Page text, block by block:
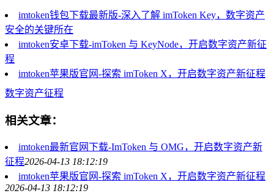
imtoken钱包下载最新版-深入了解 imToken Key，数字资产
安全的关键所在
imtoken安卓下载-imToken 与 KeyNode，开启数字资产新征
程
imtoken苹果版官网-探索 imToken X，开启数字资产新征程
数字资产征程
相关文章：
imtoken最新官网下载-ImToken 与 OMG，开启数字资产新
征程2026-04-13 18:12:19
imtoken苹果版官网-探索 imToken X，开启数字资产新征程
2026-04-13 18:12:19